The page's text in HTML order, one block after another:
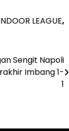
LEAGUE,
Sengit Napoli
Imbang 1-
1